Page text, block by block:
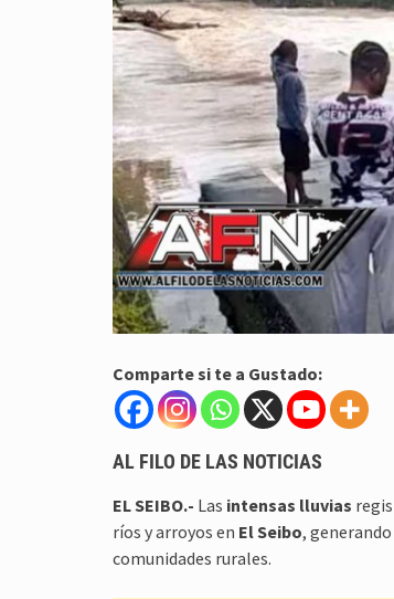
Comparte si te a Gustado:
AL FILO DE LAS NOTICIAS
EL SEIBO.- Las intensas lluvias
ríos y arroyos en El Seibo,
comunidades rurales.